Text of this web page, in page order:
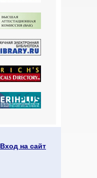
Вход на сайт